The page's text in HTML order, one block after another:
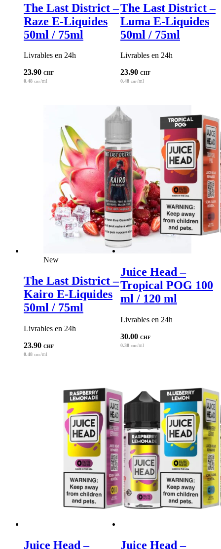
The Last District –
Raze E-Liquides
50ml / 75ml
Livrables en 24h
23.90 CHF
0.48 CHF/ml
The Last District –
Luma E-Liquides
50ml / 75ml
Livrables en 24h
23.90 CHF
0.48 CHF/ml
New
The Last District –
Kairo E-Liquides
50ml / 75ml
Livrables en 24h
23.90 CHF
0.48 CHF/ml
Juice Head –
Tropical POG 100
ml / 120 ml
Livrables en 24h
30.00 CHF
0.30 CHF/ml
Juice Head – Juice Head –